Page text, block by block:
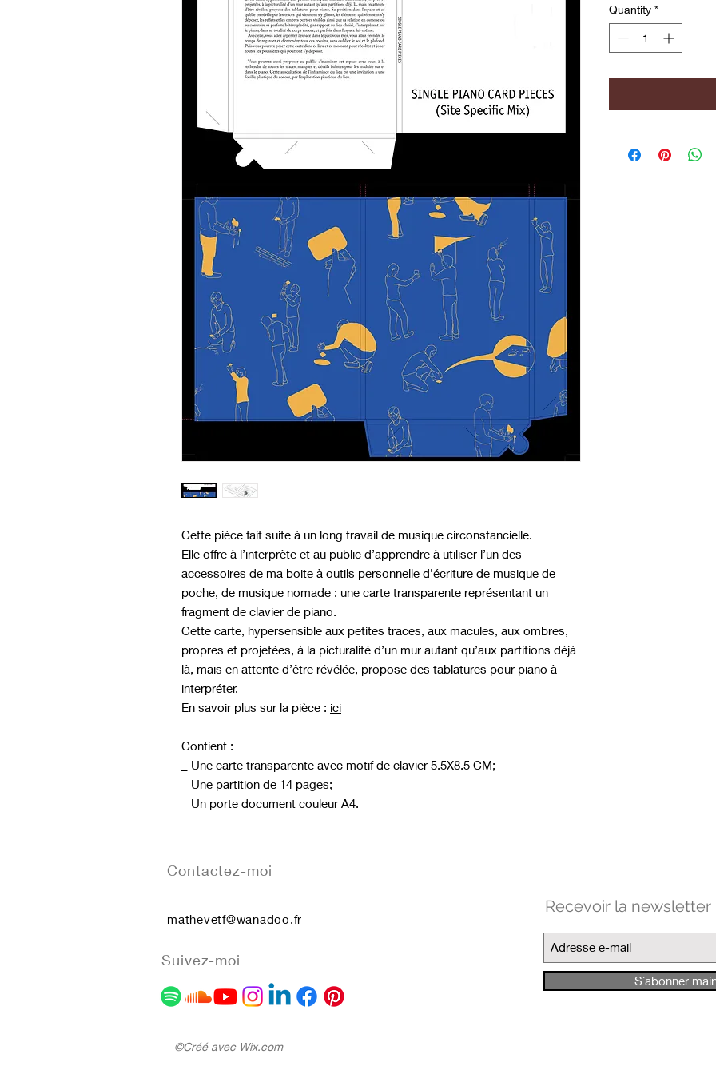
Cette pièce fait suite à un long travail de musique circonstancielle.
Elle offre à l’interprète et au public d’apprendre à utiliser l’un des
accessoires de ma boite à outils personnelle d’écriture de musique de
poche, de musique nomade : une carte transparente représentant un
fragment de clavier de piano.
Cette carte, hypersensible aux petites traces, aux macules, aux ombres,
propres et projetées, à la picturalité d’un mur autant qu’aux partitions déjà
là, mais en attente d’être révélée, propose des tablatures pour piano à
interpréter.
En savoir plus sur la pièce : ici
Contient :
_ Une carte transparente avec motif de clavier 5.5X8.5 CM;
_ Une partition de 14 pages;
_ Un porte document couleur A4.
Quantity *
Contactez-moi
mathevetf@wanadoo.fr
Suivez-moi
Recevoir la newsletter
S`abonner
©Créé avec Wix.com